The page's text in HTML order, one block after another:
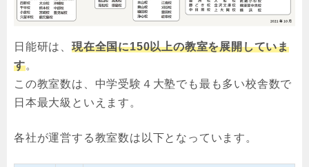
日能研は、 現在全国に150以上の教室を展開していま
す。
この教室数は、中学受験４大塾でも最も多い校舎数で
日本最大級といえます。
各社が運営する教室数は以下となっています。